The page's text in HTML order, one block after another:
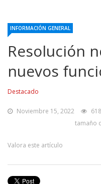
INFORMACIÓN GENERAL
Resolución
nuevos
Destacado
Noviembre 15, 2022
618
tamaño
Valora este artículo